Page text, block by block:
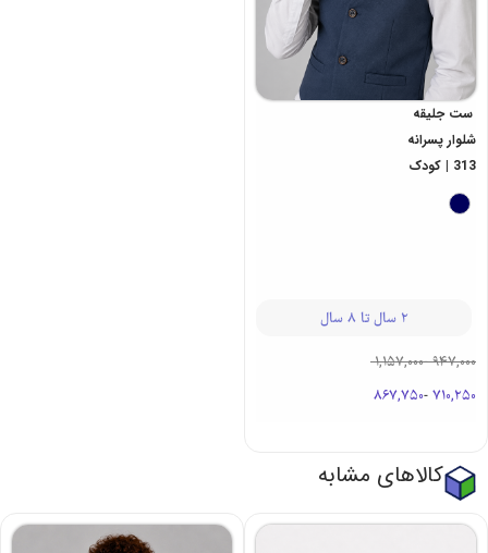
ست جلیقه
شلوار پسرانه
313 | کودک
2 سال تا 8 سال
947,000
-
1,157,000
710,250
-
867,750
کالاهای مشابه